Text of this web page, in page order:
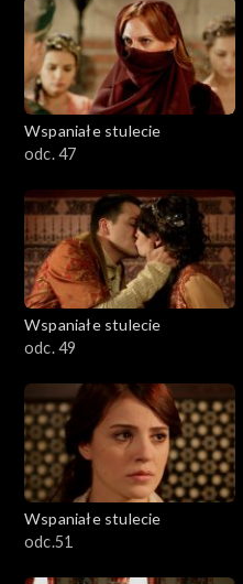
Wspaniałe stulecie
odc. 47
Wspaniałe stulecie
odc. 49
Wspaniałe stulecie
odc.51